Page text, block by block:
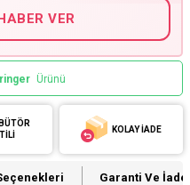
VER
Ürünü
KOLAY İADE
Garanti Ve İade